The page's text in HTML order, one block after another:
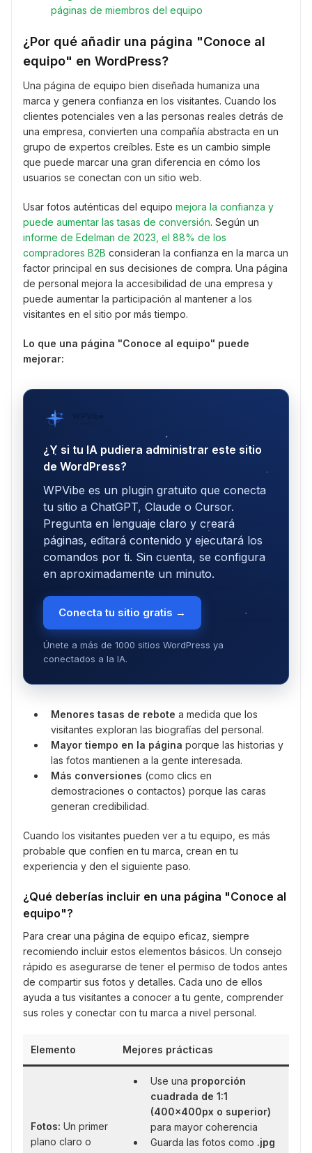
páginas de miembros del equipo
¿Por qué añadir una página "Conoce al
equipo" en WordPress?
Una página de equipo bien diseñada humaniza una
marca y genera confianza en los visitantes. Cuando los
clientes potenciales ven a las personas reales detrás de
una empresa, convierten una compañía abstracta en un
grupo de expertos creíbles. Este es un cambio simple
que puede marcar una gran diferencia en cómo los
usuarios se conectan con un sitio web.
Usar fotos auténticas del equipo mejora la confianza y
puede aumentar las tasas de conversión. Según un
informe de Edelman de 2023, el 88% de los
compradores B2B consideran la confianza en la marca un
factor principal en sus decisiones de compra. Una página
de personal mejora la accesibilidad de una empresa y
puede aumentar la participación al mantener a los
visitantes en el sitio por más tiempo.
Lo que una página "Conoce al equipo" puede
mejorar:
WPVibe
¿Y si tu IA pudiera administrar este sitio
de WordPress?
WPVibe es un plugin gratuito que conecta
tu sitio a ChatGPT, Claude o Cursor.
Pregunta en lenguaje claro y creará
páginas, editará contenido y ejecutará los
comandos por ti. Sin cuenta, se configura
en aproximadamente un minuto.
Conecta tu sitio gratis →
Únete a más de 1000 sitios WordPress ya
conectados a la IA.
Menores tasas de rebote a medida que los
visitantes exploran las biografías del personal.
Mayor tiempo en la página porque las historias y
las fotos mantienen a la gente interesada.
Más conversiones (como clics en
demostraciones o contactos) porque las caras
generan credibilidad.
Cuando los visitantes pueden ver a tu equipo, es más
probable que confíen en tu marca, crean en tu
experiencia y den el siguiente paso.
¿Qué deberías incluir en una página "Conoce al
equipo"?
Para crear una página de equipo eficaz, siempre
recomiendo incluir estos elementos básicos. Un consejo
rápido es asegurarse de tener el permiso de todos antes
de compartir sus fotos y detalles. Cada uno de ellos
ayuda a tus visitantes a conocer a tu gente, comprender
sus roles y conectar con tu marca a nivel personal.
Elemento Mejores prácticas
Fotos: Un primer
plano claro o
Use una proporción
cuadrada de 1:1
(400x400px o superior)
para mayor coherencia
Guarda las fotos como .jpg